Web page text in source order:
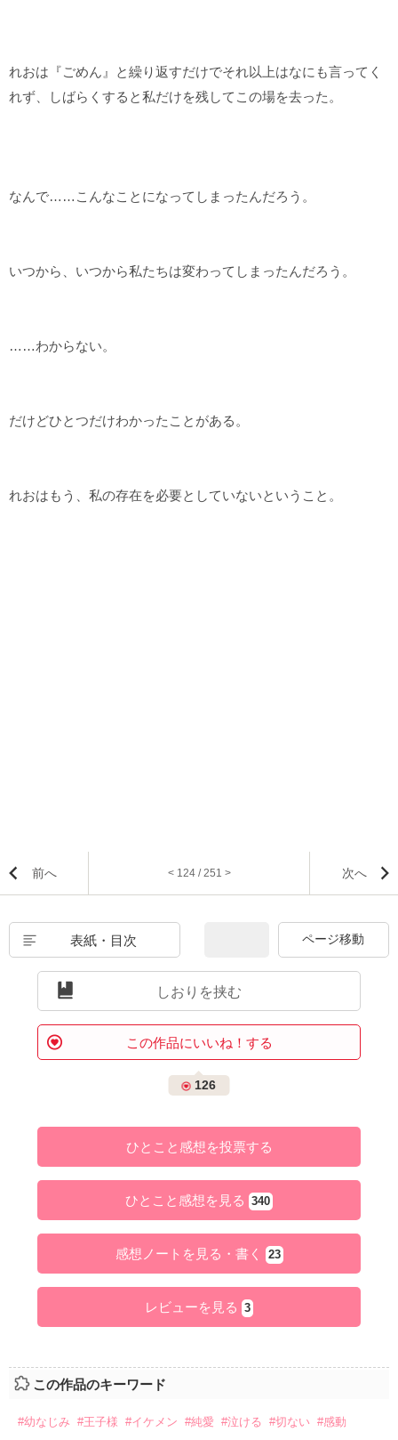
れおは『ごめん』と繰り返すだけでそれ以上はなにも言ってく
れず、しばらくすると私だけを残してこの場を去った。
なんで……こんなことになってしまったんだろう。
いつから、いつから私たちは変わってしまったんだろう。
……わからない。
だけどひとつだけわかったことがある。
れおはもう、私の存在を必要としていないということ。
前へ < 124 / 251 > 次へ
表紙・目次
しおりを挟む
この作品にいいね！する
126
ひとこと感想を投票する
ひとこと感想を見る 340
感想ノートを見る・書く 23
レビューを見る 3
この作品のキーワード
#幼なじみ #王子様 #イケメン #純愛 #泣ける #切ない #感動